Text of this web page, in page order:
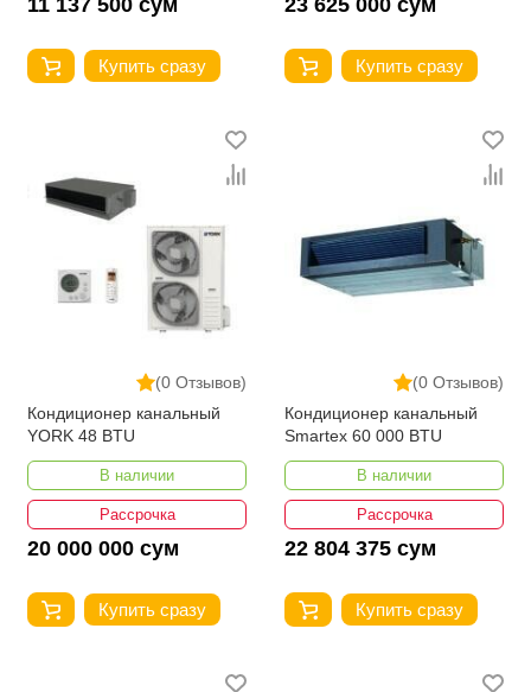
11 137 500 сум
Купить сразу
23 625 000 сум
Купить сразу
(0 Отзывов)
Кондиционер канальный
YORK 48 BTU
В наличии
Рассрочка
20 000 000 сум
Купить сразу
(0 Отзывов)
Кондиционер канальный
Smartex 60 000 BTU
В наличии
Рассрочка
22 804 375 сум
Купить сразу